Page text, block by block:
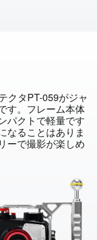
クタPT-059がジャ
す。フレーム本体
パクトで軽量です
なることはありま
ーで撮影が楽しめ